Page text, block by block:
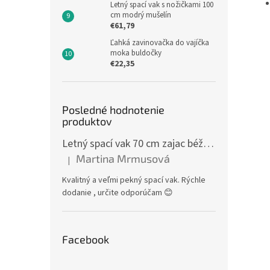
Letný spací vak s nožičkami 100
cm modrý mušelín
€61,79
Ľahká zavinovačka do vajíčka
moka buldočky
€22,35
Posledné hodnotenie
produktov
Letný spací vak 70 cm zajac béžový zips na boku
Hodnotenie produktu je 5 z 5 hviezdičiek.
| Martina Mrmusová
Kvalitný a veľmi pekný spací vak. Rýchle
dodanie , určite odporúčam 😊
Facebook